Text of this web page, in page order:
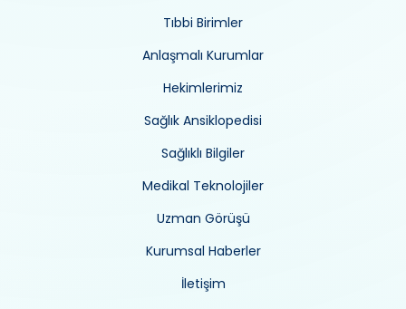
Tıbbi Birimler
Anlaşmalı Kurumlar
Hekimlerimiz
Sağlık Ansiklopedisi
Sağlıklı Bilgiler
Medikal Teknolojiler
Uzman Görüşü
Kurumsal Haberler
İletişim